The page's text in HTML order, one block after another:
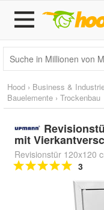
Hood › Business &
Bauelemente › Trockenbau
mit
Revisionstür 120x120
3